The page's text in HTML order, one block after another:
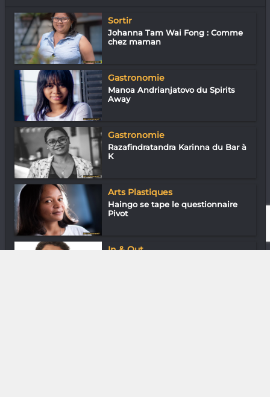
Sortir
Johanna Tam Wai Fong : Comme
chez maman
Gastronomie
Manoa Andrianjatovo du Spirits
Away
Gastronomie
Razafindratandra Karinna du Bar à
K
Arts Plastiques
Haingo se tape le questionnaire
Pivot
In & Out